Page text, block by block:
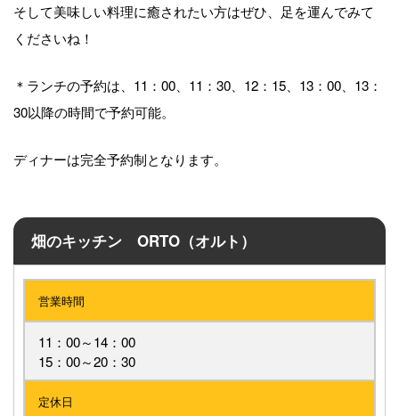
そして美味しい料理に癒されたい方はぜひ、足を運んでみて
くださいね！
＊ランチの予約は、11：00、11：30、12：15、13：00、13：
30以降の時間で予約可能。
ディナーは完全予約制となります。
畑のキッチン ORTO（オルト）
営業時間
11：00～14：00
15：00～20：30
定休日